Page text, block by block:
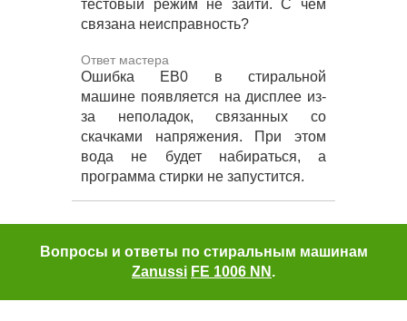
тестовый режим не зайти. С чем
связана неисправность?
Ответ мастера
Ошибка EB0 в стиральной
машине появляется на дисплее из-
за неполадок, связанных со
скачками напряжения. При этом
вода не будет набираться, а
программа стирки не запустится.
Вопросы и ответы по стиральным машинам
Zanussi FE 1006 NN .